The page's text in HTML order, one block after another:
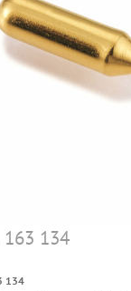
134
134